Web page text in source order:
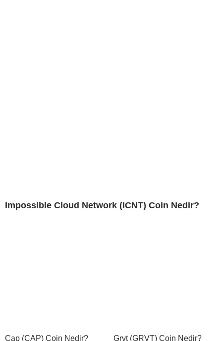
Impossible Cloud Network (ICNT) Coin Nedir?
Cap (CAP) Coin Nedir? Grvt (GRVT) Coin Nedir?